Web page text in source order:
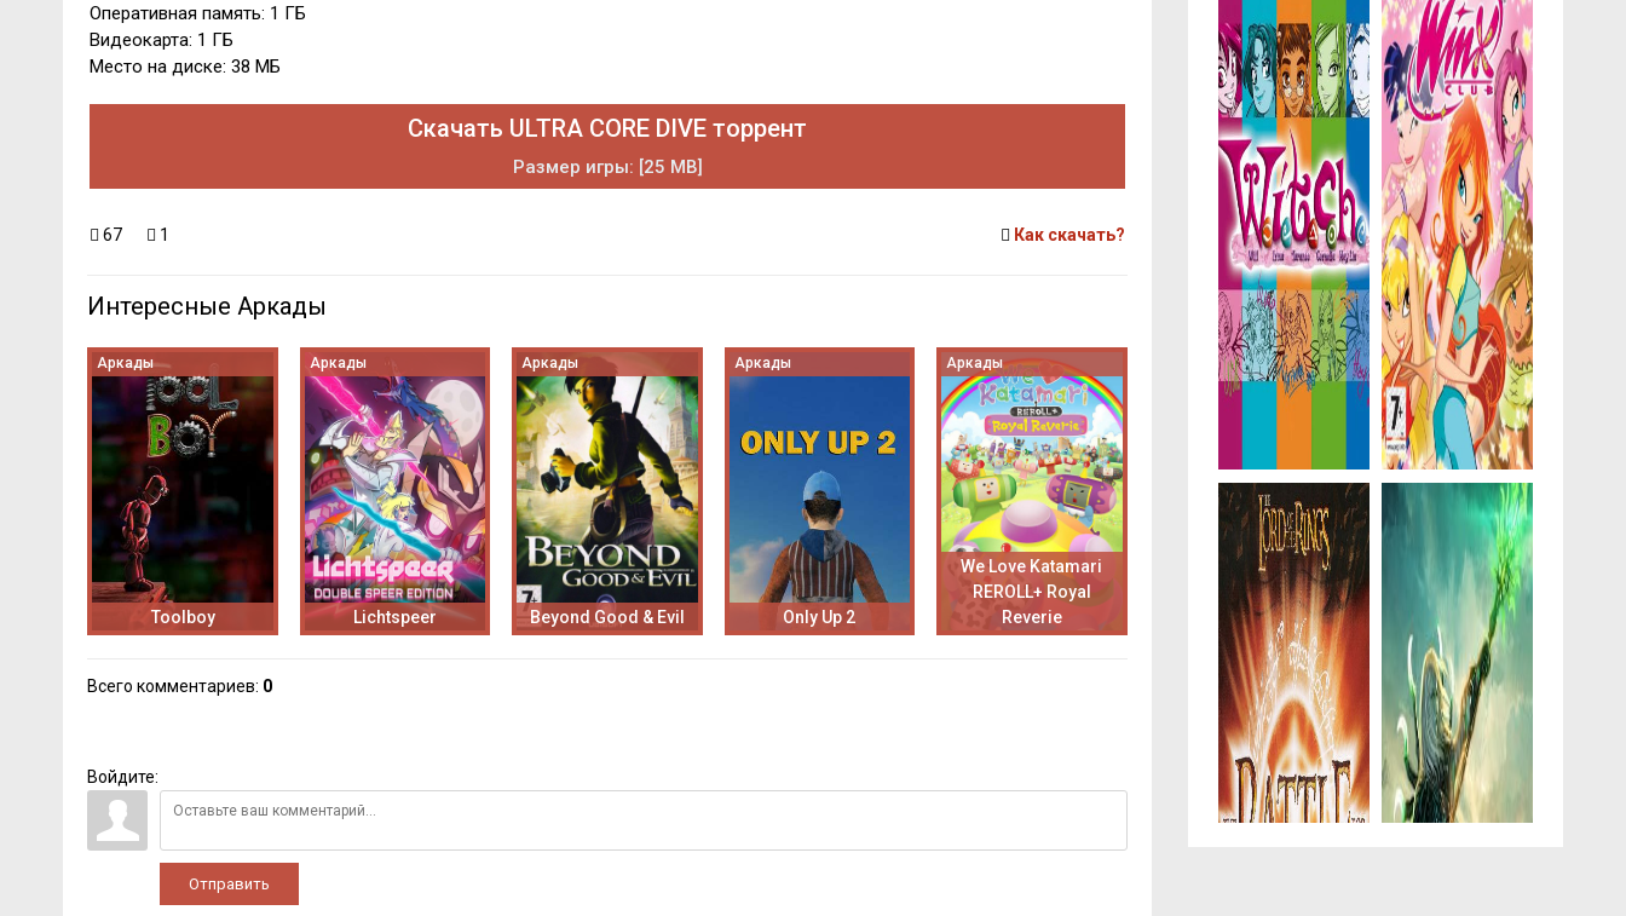
Оперативная память: 1 ГБ
Видеокарта: 1 ГБ
Место на диске: 38 МБ
Скачать ULTRA CORE DIVE торрент
Размер игры: [25 MB]
67 1 Как скачать?
Интересные Аркады
Аркады
Toolboy
Аркады
Lichtspeer
Аркады
Beyond Good & Evil
Аркады
Only Up 2
Аркады
We Love Katamari
REROLL+ Royal
Reverie
Всего комментариев: 0
Войдите:
Отправить